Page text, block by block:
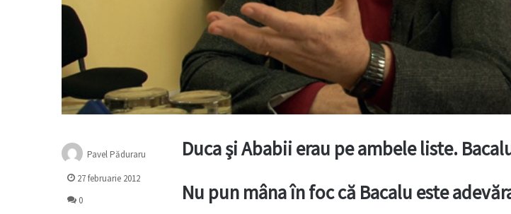
Duca şi Ababii erau pe ambele liste.
Nu pun mâna în foc că Bacalu este
Pavel Păduraru
27 februarie 2012
0